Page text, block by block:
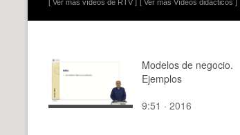
[ Ver más vídeos de RTV ] [ Ver más Vídeos didácticos ]
Modelos de negocio.
Ejemplos
9:51 · 2016